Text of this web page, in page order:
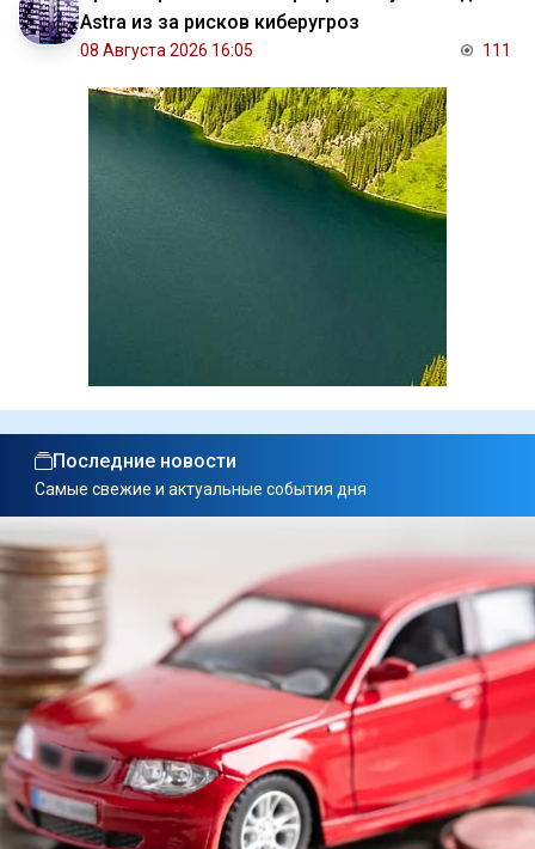
Astra из за рисков киберугроз
08 Августа 2026 16:05 111
Последние новости
Самые свежие и актуальные события дня